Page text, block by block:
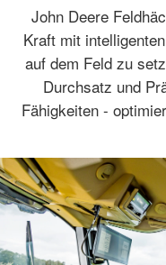
John Deere
Kraft mit
auf dem Feld zu
Durchsatz und
Fähigkeiten -